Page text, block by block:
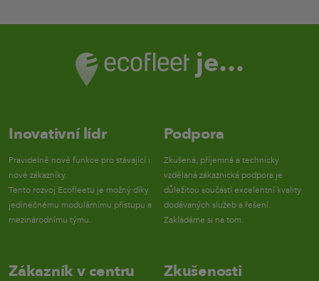
je…
Inovativní lídr
Pravidelně nové funkce pro stávající i
nové zákazníky.
Tento rozvoj Ecofleetu je možný díky
jedinečnému modulárnímu přístupu a
mezinárodnímu týmu.
Podpora
Zkušená, příjemná a technicky
vzdělaná zákaznická podpora je
důležitou součástí excelentní kvality
dodávaných služeb a řešení.
Zakládáme si na tom.
Zákazník v centru Zkušenosti
Ozveme se vám zpět